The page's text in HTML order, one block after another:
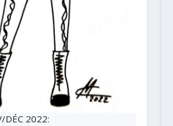
DÉC 2022: